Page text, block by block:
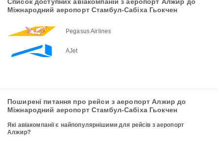
Міжнародний аеропорт Стамбул-Сабіха Гьокчен
Pegasus Airlines
AJet
Поширені питання про рейси з аеропорт Алжир до
Міжнародний аеропорт Стамбул-Сабіха Гьокчен
Які авіакомпанії є найпопулярнішими для рейсів з аеропорт
Алжир?